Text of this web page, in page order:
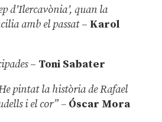
d’Ilercavònia’, quan la
amb el passat– Karol
– Toni Sabater
pintat la història de Rafael
i el cor” –Óscar Mora